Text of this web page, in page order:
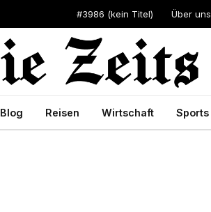
#3986 (kein Titel) Über uns
Blog Reisen Wirtschaft Sports